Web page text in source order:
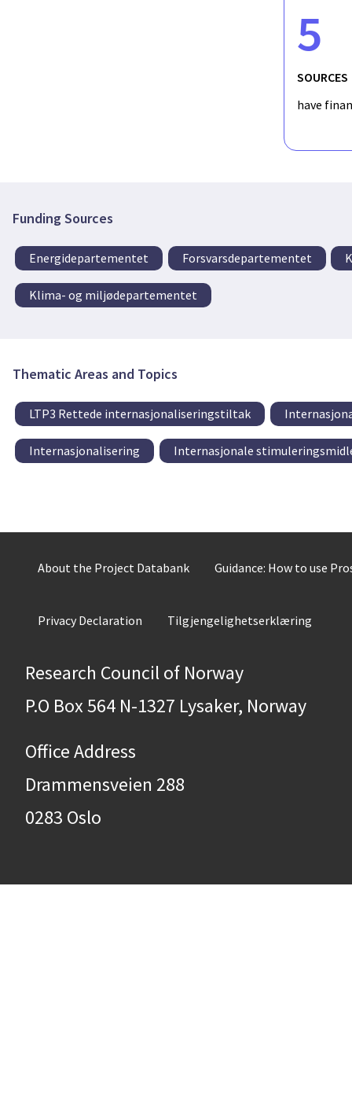
5
SOURCES
have
Funding Sources
Energidepartementet Forsvarsdepartementet
Klima- og miljødepartementet
Thematic Areas and Topics
LTP3 Rettede internasjonaliseringstiltak
Internasjonalisering Internasjonale
About the Project Databank Guidance: How to use
Privacy Declaration Tilgjengelighetserklæring
Research Council of Norway
P.O Box 564 N-1327 Lysaker, Norway
Office Address
Drammensveien 288
0283 Oslo